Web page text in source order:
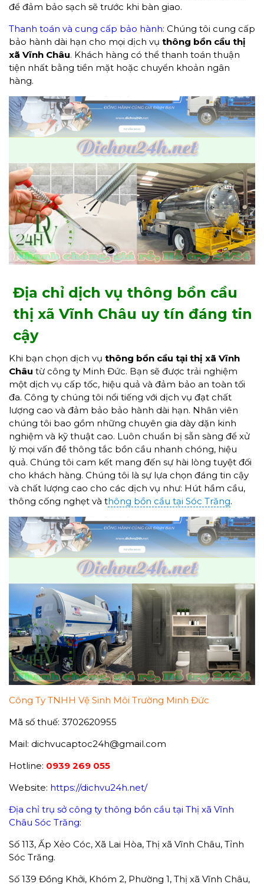
để đảm bảo sạch sẽ trước khi bàn giao.
Thanh toán và cung cấp bảo hành: Chúng tôi cung cấp
bảo hành dài hạn cho mọi dịch vụ thông bồn cầu thị
xã Vĩnh Châu. Khách hàng có thể thanh toán thuận
tiện nhất bằng tiền mặt hoặc chuyển khoản ngân
hàng.
Địa chỉ dịch vụ thông bồn cầu
thị xã Vĩnh Châu uy tín đáng tin
cậy
Khi bạn chọn dịch vụ thông bồn cầu tại thị xã Vĩnh
Châu từ công ty Minh Đức. Bạn sẽ được trải nghiệm
một dịch vụ cấp tốc, hiệu quả và đảm bảo an toàn tối
đa. Công ty chúng tôi nổi tiếng với dịch vụ đạt chất
lượng cao và đảm bảo bảo hành dài hạn. Nhân viên
chúng tôi bao gồm những chuyên gia dày dặn kinh
nghiệm và kỹ thuật cao. Luôn chuẩn bị sẵn sàng để xử
lý mọi vấn đề thông tắc bồn cầu nhanh chóng, hiệu
quả. Chúng tôi cam kết mang đến sự hài lòng tuyệt đối
cho khách hàng. Chúng tôi là sự lựa chọn đáng tin cậy
và chất lượng cao cho các dịch vụ như: Hút hầm cầu,
thông cống nghẹt và thông bồn cầu tại Sóc Trăng.
Công Ty TNHH Vệ Sinh Môi Trường Minh Đức
Mã số thuế: 3702620955
Mail: dichvucaptoc24h@gmail.com
Hotline: 0939 269 055
Website: https://dichvu24h.net/
Địa chỉ trụ sở công ty thông bồn cầu tại Thị xã Vĩnh
Châu Sóc Trăng:
Số 113, Ấp Xẻo Cóc, Xã Lai Hòa, Thị xã Vĩnh Châu, Tỉnh
Sóc Trăng.
Số 139 Đồng Khởi, Khóm 2, Phường 1, Thị xã Vĩnh Châu,